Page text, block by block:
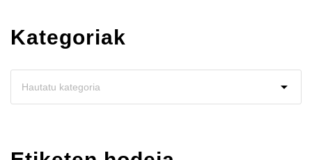
Kategoriak